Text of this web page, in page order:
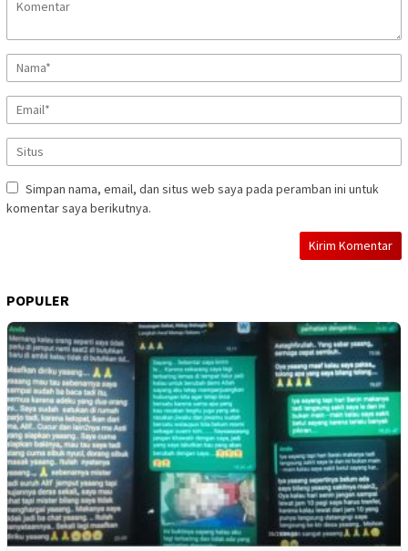
Simpan nama, email, dan situs web saya pada peramban ini untuk
komentar saya berikutnya.
POPULER